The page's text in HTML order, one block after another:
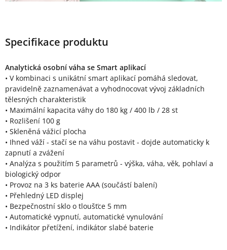
Specifikace produktu
Analytická osobní váha se Smart aplikací
• V kombinaci s unikátní smart aplikací pomáhá sledovat,
pravidelně zaznamenávat a vyhodnocovat vývoj základních
tělesných charakteristik
• Maximální kapacita váhy do 180 kg / 400 lb / 28 st
• Rozlišení 100 g
• Skleněná vážicí plocha
• Ihned váží - stačí se na váhu postavit - dojde automaticky k
zapnutí a zvážení
• Analýza s použitím 5 parametrů - výška, váha, věk, pohlaví a
biologický odpor
• Provoz na 3 ks baterie AAA (součástí balení)
• Přehledný LED displej
• Bezpečnostní sklo o tloušťce 5 mm
• Automatické vypnutí, automatické vynulování
• Indikátor přetížení, indikátor slabé baterie